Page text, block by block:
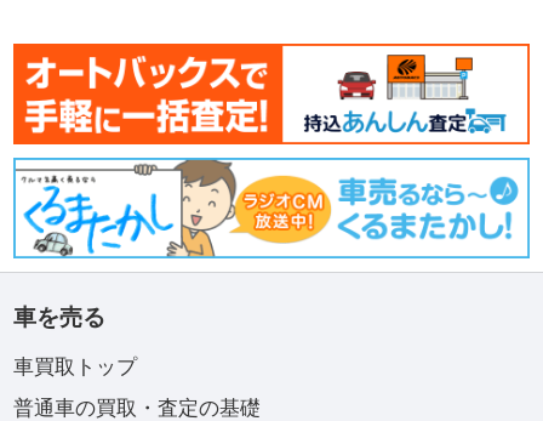
車を売る
車買取トップ
普通車の買取・査定の基礎